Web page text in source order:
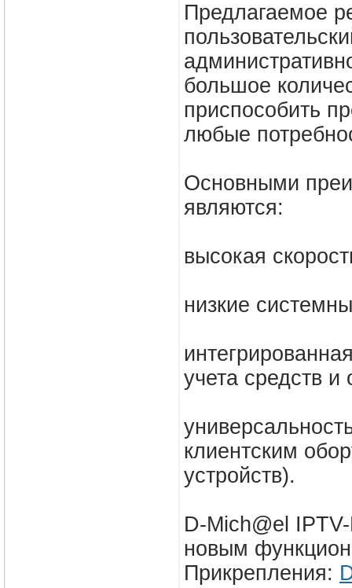
Предлагаемое
большое
приспособить
любые
Основными
являются:
высокая
низкие
учета средств и
клиентским
устройств).
D-Mich@el
новым
Прикрепления: